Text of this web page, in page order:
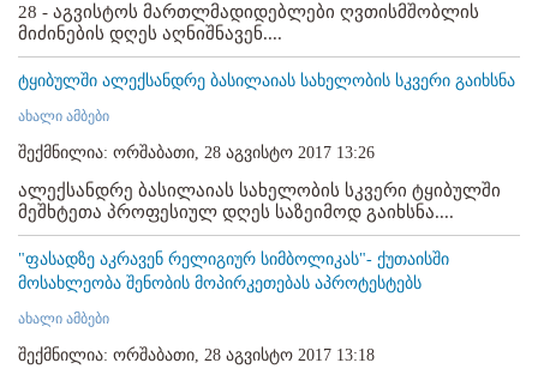
28 - აგვისტოს მართლმადიდებლები ღვთისმშობლის
მიძინების დღეს აღნიშნავენ....
ტყიბულში ალექსანდრე ბასილაიას სახელობის სკვერი გაიხსნა
ახალი ამბები
შექმნილია: ორშაბათი, 28 აგვისტო 2017 13:26
ალექსანდრე ბასილაიას სახელობის სკვერი ტყიბულში
მეშხტეთა პროფესიულ დღეს საზეიმოდ გაიხსნა....
"ფასადზე აკრავენ რელიგიურ სიმბოლიკას"- ქუთაისში
მოსახლეობა შენობის მოპირკეთებას აპროტესტებს
ახალი ამბები
შექმნილია: ორშაბათი, 28 აგვისტო 2017 13:18